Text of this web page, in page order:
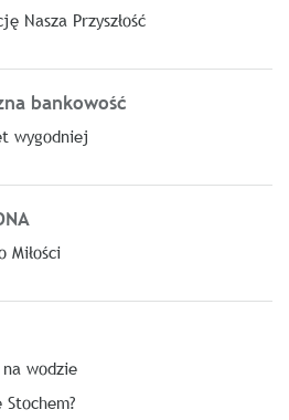
Nasza Przyszłość
bankowość
wygodniej
Miłości
wodzie